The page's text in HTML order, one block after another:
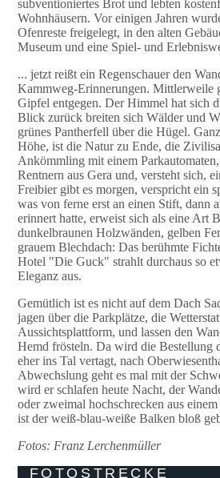
subventioniertes Brot und lebten
Wohnhäusern. Vor einigen Jahren
Ofenreste freigelegt, in den alten
Museum und eine Spiel- und
... jetzt reißt ein Regenschauer den
Kammweg-Erinnerungen. Mittlerweile
Gipfel entgegen. Der Himmel hat sich
Blick zurück breiten sich Wälder und
grünes Pantherfell über die Hügel.
Höhe, ist die Natur zu Ende, die
Ankömmling mit einem
Rentnern aus Gera und, versteht sich,
Freibier gibt es morgen, verspricht ein
was von ferne erst an einen Stift, dann
erinnert hatte, erweist sich als eine Art
dunkelbraunen Holzwänden, gelben
grauem Blechdach: Das berühmte
Hotel "Die Guck" strahlt durchaus so
Eleganz aus.
Gemütlich ist es nicht auf dem Dach
jagen über die Parkplätze, die
Aussichtsplattform, und lassen den
Hemd frösteln. Da wird die Bestellung
eher ins Tal vertagt, nach
Abwechslung geht es mal mit der
wird er schlafen heute Nacht, der
oder zweimal hochschrecken aus
ist der weiß-blau-weiße Balken bloß
Fotos: Franz Lerchenmüller
FOTOSTRECKE